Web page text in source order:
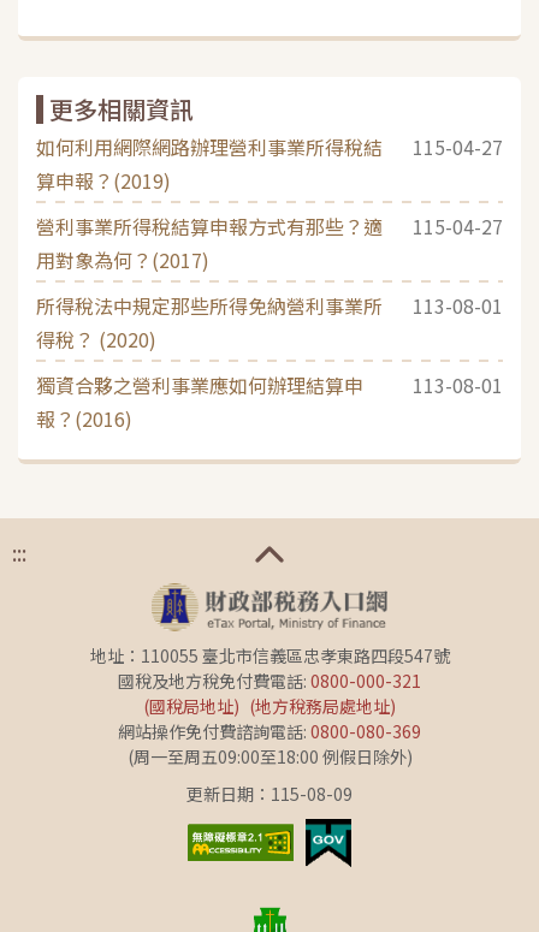
更多相關資訊
如何利用網際網路辦理營利事業所得稅結
算申報？(2019)
115-04-27
營利事業所得稅結算申報方式有那些？適
用對象為何？(2017)
115-04-27
所得稅法中規定那些所得免納營利事業所
得稅？ (2020)
113-08-01
獨資合夥之營利事業應如何辦理結算申
報？(2016)
113-08-01
:::
地址：110055 臺北市信義區忠孝東路四段547號
國稅及地方稅免付費電話: 0800-000-321
(國稅局地址) (地方稅務局處地址)
網站操作免付費諮詢電話: 0800-080-369
(周一至周五09:00至18:00 例假日除外)
更新日期：115-08-09